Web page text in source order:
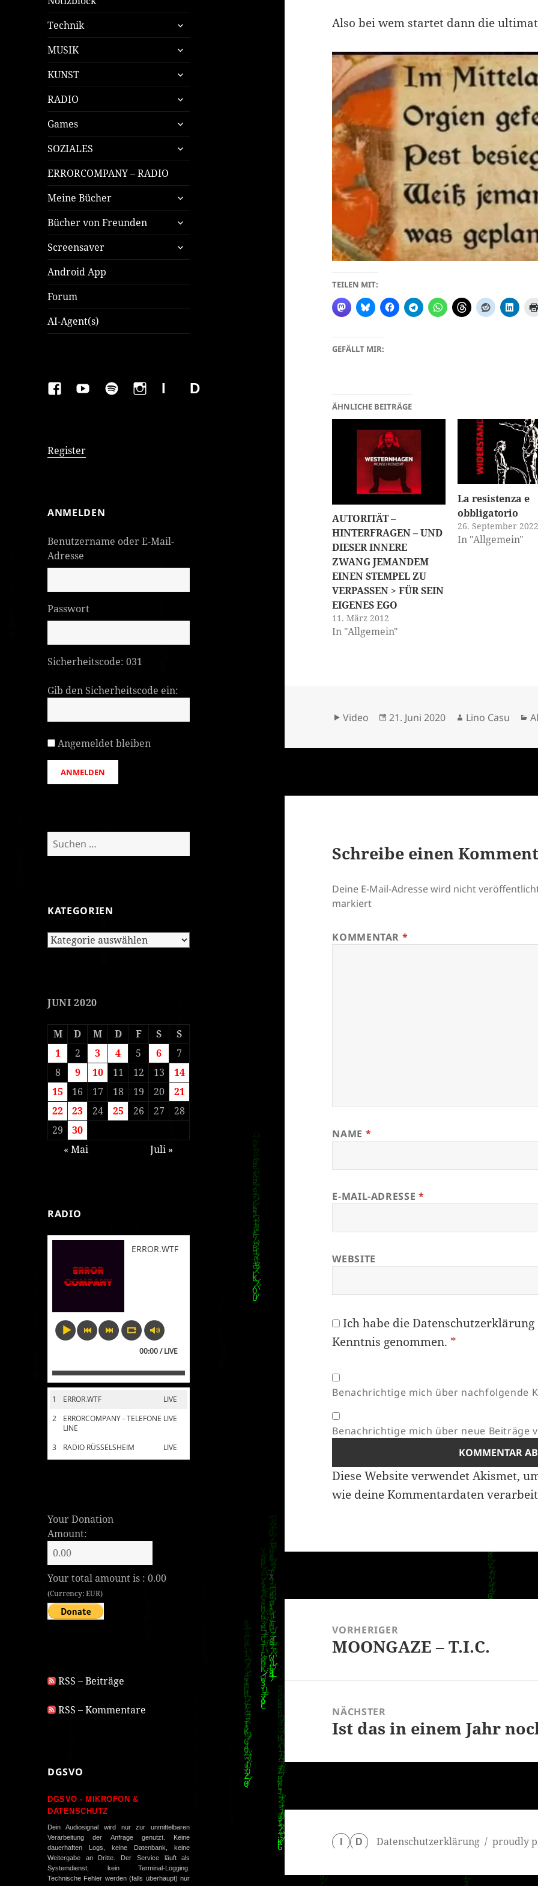
Technik
untermenü
öffnen
MUSIK
untermenü
öffnen
KUNST
untermenü
öffnen
RADIO
untermenü
öffnen
Games
untermenü
öffnen
SOZIALES
untermenü
öffnen
ERRORCOMPANY – RADIO
Meine Bücher
untermenü
öffnen
Bücher von Freunden
untermenü
öffnen
Screensaver
untermenü
öffnen
Android App
Forum
AI-Agent(s)
FAKEBOOK
YOUTUBESPOTIFYINSTAGRAM
IMPRESSUMDatenschutzerklärung
Register
ANMELDEN
Benutzername oder E-Mail-
Adresse
Passwort
Sicherheitscode: 031
Gib den Sicherheitscode ein:
Angemeldet bleiben
ANMELDEN
Suchen
nach:
KATEGORIEN
Kategorien
JUNI 2020
M D M D F S
S
1
2 3 4 5 6
7
8
9 10 11 12 13
14
15
16 17 18 19 20
21
22
23 24 25 26 27
28
29
30
« Mai
Juli »
RADIO
ERROR.WTF
00:00 / LIVE
1 LIVE
ERROR.WTF
2
LIVE
ERRORCOMPANY - TELEFONE
LINE
3
LIVE
RADIO RÜSSELSHEIM
Your Donation
Amount:
Your total amount is :0.00
(Currency: EUR)
RSS – Beiträge
RSS – Kommentare
DGSVO
DGSVO - MIKROFON &
DATENSCHUTZ
Dein Audiosignal wird nur zur unmittelbaren
Verarbeitung der Anfrage genutzt. Keine
dauerhaften Logs, keine Datenbank, keine
Weitergabe an Dritte. Der Service läuft als
Systemdienst; kein Terminal-Logging.
Technische Fehler werden (falls überhaupt) nur
Also bei wem startet dann die
TEILEN MIT:
GEFÄLLT MIR:
ÄHNLICHE BEITRÄGE
AUTORITÄT –
HINTERFRAGEN – UND
DIESER INNERE
ZWANG JEMANDEM
EINEN STEMPEL ZU
VERPASSEN > FÜR SEIN
EIGENES EGO
11. März 2012
In "Allgemein"
La resistenza e
obbligatorio
26. September 2022
In "Allgemein"
Format
Video
Veröffentlicht
21. Juni 2020 Autor
Lino Casu
Schreibe einen
Deine E-Mail-Adresse wird nicht
markiert
KOMMENTAR *
NAME *
E-MAIL-ADRESSE *
WEBSITE
Ich habe dieDatenschutzerklärung
Kenntnis genommen. *
Benachrichtige mich über nachfolgende
Benachrichtige mich über neue Beiträge
Diese Website verwendet Akismet,
wie deine Kommentardaten
VORHERIGER
Vorheriger
MOONGAZE – T.I.C.
NÄCHSTER
Nächster
Ist das in einem Jahr
D Datenschutzerklärung proudly